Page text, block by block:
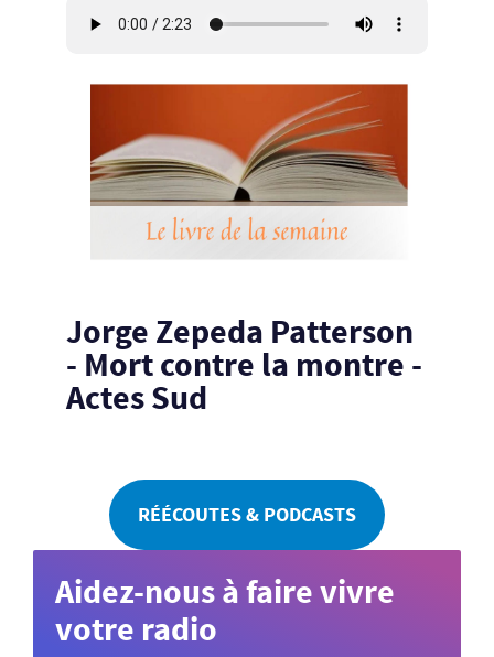
Jorge Zepeda Patterson
- Mort contre la montre -
Actes Sud
RÉÉCOUTES & PODCASTS
Aidez-nous à faire vivre
votre radio